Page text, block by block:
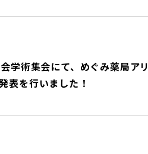
学術集会にて、めぐみ薬局アリ
表を行いました！